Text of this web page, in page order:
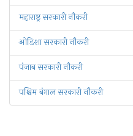
महाराष्ट्र सरकारी नौकरी
ओडिशा सरकारी नौकरी
पंजाब सरकारी नौकरी
पश्चिम बंगाल सरकारी नौकरी